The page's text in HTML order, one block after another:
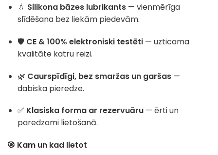
💧 Silikona bāzes lubrikants— vienmērīga
slīdēšana bez liekām piedevām.
🛡️ CE & 100% elektroniski testēti— uzticama
kvalitāte katru reizi.
🌿 Caurspīdīgi, bez smaržas un garšas—
dabiska pieredze.
✅ Klasiska forma ar rezervuāru— ērti un
paredzami lietošanā.
🎯 Kam un kad lietot